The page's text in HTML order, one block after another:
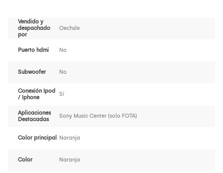
Vendido y
despachado
por
Oechsle
Puerto hdmi No
Subwoofer No
Conexión Ipod
/ Iphone
Sí
Aplicaciones
Destacadas
Sony Music Center (solo FOTA)
Color principal Naranja
Color Naranja